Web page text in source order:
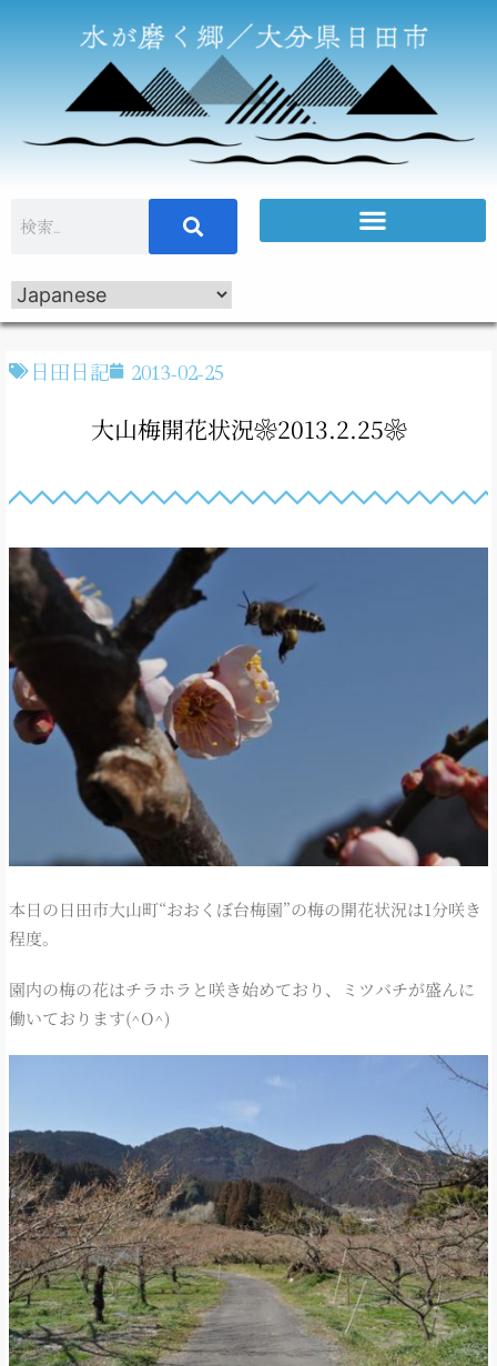
日田日記 2013-02-25
大山梅開花状況❀2013.2.25❀
本日の日田市大山町“おおくぼ台梅園”の梅の開花状況は1分咲き
程度。
園内の梅の花はチラホラと咲き始めており、ミツバチが盛んに
働いております(^O^)